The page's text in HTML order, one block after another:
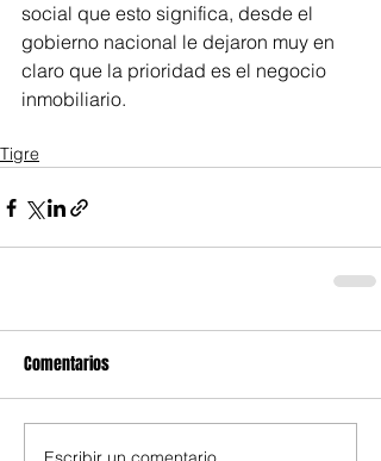
social que esto significa, desde el
gobierno nacional le dejaron muy en
claro que la prioridad es el negocio
inmobiliario.
Tigre
Comentarios